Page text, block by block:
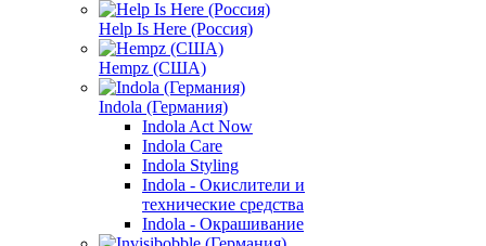
Help Is Here (Россия)
Hempz (США)
Indola (Германия)
Indola Act Now
Indola Care
Indola Styling
Indola - Окислители и
технические средства
Indola - Окрашивание